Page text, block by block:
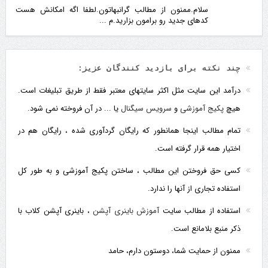
سلام.ممنون از مطالب گرانبهاتون.لطفا اگه امکانش هست
کدهای جدید رو برامون بزارید.م ...
چند نکته برای بازدید کنندگان عزیز:
درآمد این سایت مثل اکثر سایتهای معتبر فقط از طریق تبلیغات است.
هیچ پکیج آموزشیو سرویس سیگنال یا ... در آن فروخته نمی شود.
تمام مطالب اینجا همانطور که رایگان گردآوری شده ، رایگان هم در
اختیار همه قرار گرفته است.
کسی حق فروختن این مطالب ، ساختن پکیج آموزشی و به طور کل
استفاده تجاری از آنها را ندارد.
استفاده از مطالب سایتآموزش باینری آپشن، باینری آپشن کلاب با
ذکر منبع بلامانع است.
ممنون از حمایت شما، دوستون دارم، حامد